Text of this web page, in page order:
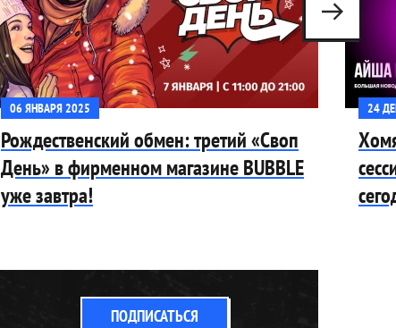
06 ЯНВАРЯ 2025
Рождественский обмен: третий «Своп
День» в фирменном магазине BUBBLE
уже завтра!
24
ПОДПИСАТЬСЯ